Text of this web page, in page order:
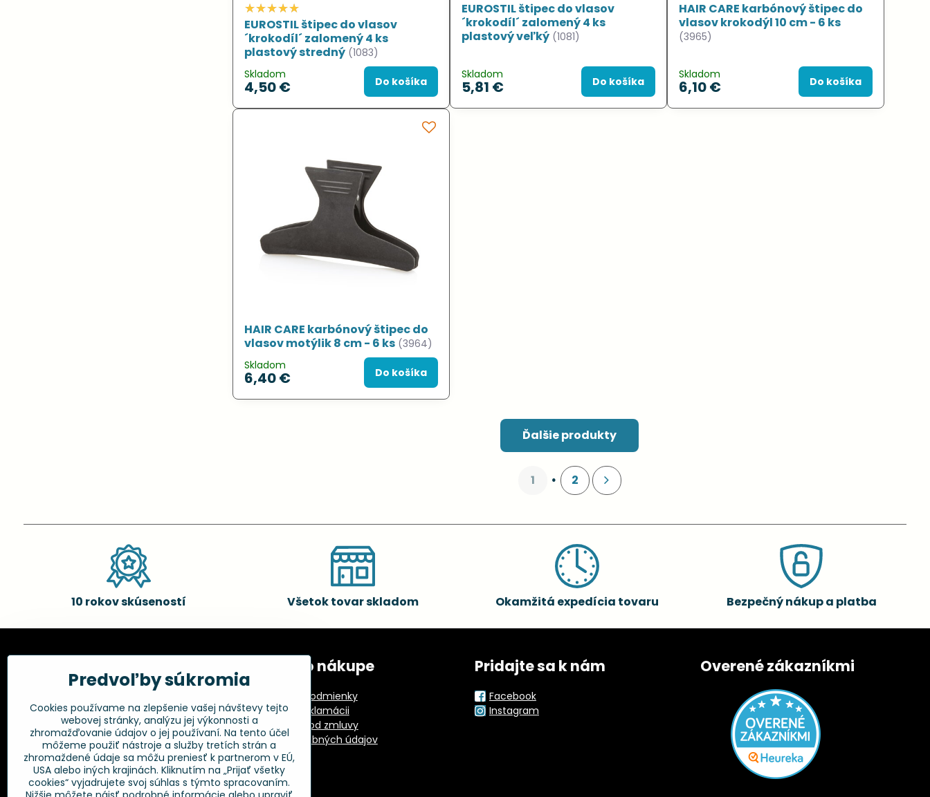
EUROSTIL štipec do vlasov
´krokodíl´ zalomený 4 ks
plastový stredný (1083)
Skladom
4,50 € Do košíka
EUROSTIL štipec do vlasov
´krokodíl´ zalomený 4 ks
plastový veľký (1081)
Skladom
5,81 € Do košíka
HAIR CARE karbónový štipec do
vlasov krokodýl 10 cm - 6 ks
(3965)
Skladom
6,10 € Do košíka
HAIR CARE karbónový štipec do
vlasov motýlik 8 cm - 6 ks (3964)
Skladom
6,40 € Do košíka
Ďalšie produkty
1 2
10 rokov skúseností Všetok tovar skladom Okamžitá expedícia tovaru Bezpečný nákup a platba
Fakturačné údaje:
Kadernícke potreby, s.r.o.
Klincová 37
821 08 Bratislava
+421 948 014 333
Všetko o nákupe
Obchodné podmienky
Postup pri reklamácii
Odstúpenie od zmluvy
Ochrana osobných údajov
GPSR
Pridajte sa k nám
Facebook
Instagram
Overené zákazníkmi
Predvoľby súkromia
Cookies používame na zlepšenie vašej návštevy tejto
webovej stránky, analýzu jej výkonnosti a
zhromažďovanie údajov o jej používaní. Na tento účel
môžeme použiť nástroje a služby tretích strán a
zhromaždené údaje sa môžu preniesť k partnerom v EÚ,
USA alebo iných krajinách. Kliknutím na „Prijať všetky
cookies“ vyjadrujete svoj súhlas s týmto spracovaním.